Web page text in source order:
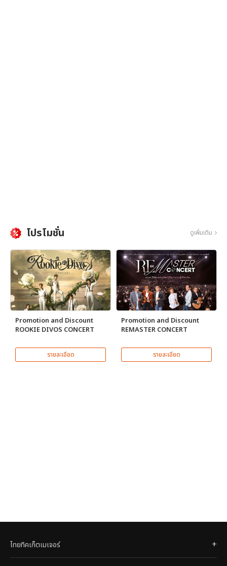
โปรโมชั่น ดูเพิ่มเติม
Promotion and Discount
ROOKIE DIVOS CONCERT
รายละเอียด
Promotion and Discount
REMASTER CONCERT
รายละเอียด
ไทยทิคเก็ตเมเจอร์